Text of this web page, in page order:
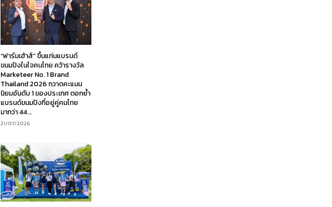
“ฟาร์มเฮ้าส์” ขึ้นแท่นแบรนด์
ขนมปังในใจคนไทย คว้ารางวัล
Marketeer No. 1 Brand
Thailand 2026 กวาดคะแนน
นิยมอันดับ 1 ของประเทศ ตอกย้ำ
แบรนด์ขนมปังที่อยู่คู่คนไทย
มากว่า 44...
21/07/2026